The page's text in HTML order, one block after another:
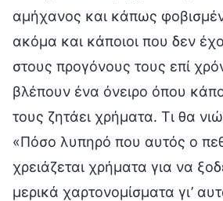
αμήχανος και κάπως
ακόμα και κάποιοι που δεν
στους προγόνους τους επί
βλέπουν ένα όνειρο όπου
τους ζητάει χρήματα. Τι θα
«Πόσο λυπηρό που αυτός ο
χρειάζεται χρήματα για να
μερικά χαρτονομίσματα γι’